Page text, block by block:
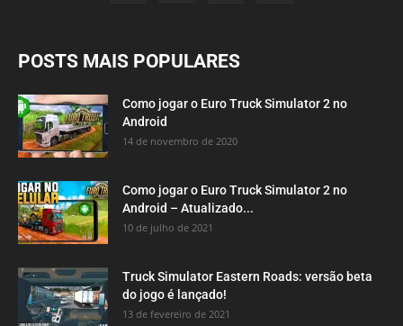
POSTS MAIS POPULARES
Como jogar o Euro Truck Simulator 2 no
Android
14 de novembro de 2020
Como jogar o Euro Truck Simulator 2 no
Android – Atualizado...
10 de julho de 2021
Truck Simulator Eastern Roads: versão beta
do jogo é lançado!
13 de fevereiro de 2021